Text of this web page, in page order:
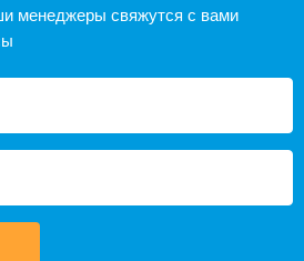
менеджеры свяжутся с вами